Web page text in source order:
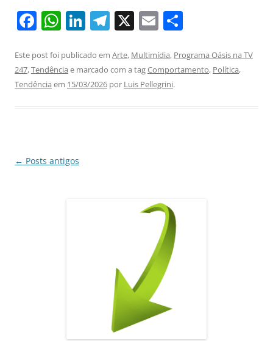
F
c
e
k
W
at
s
Li
k
e
T
e
gr
X E
ai
l
ar
e
Este post foi publicado em Arte, Multimídia, Programa Oásis na TV
247,Tendência e marcado com a tagComportamento, Política,
Tendência em 15/03/2026 por Luis Pellegrini.
Navegação
← Posts antigos